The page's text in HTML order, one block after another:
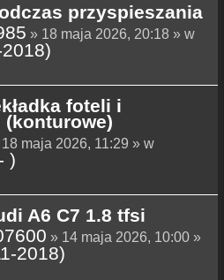
przyspieszania
» 18 maja 2026, 20:18 » w
foteli i
(konturowe)
18 maja 2026, 11:29 » w
)
A6 C7 1.8 tfsi
» 14 maja 2026, 10:00 »
2018)